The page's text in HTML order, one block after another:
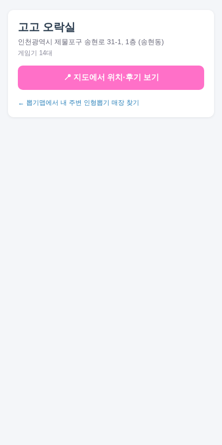
고고 오락실
인천광역시 제물포구 송현로 31-1, 1층 (송현동)
게임기 14대
📍 지도에서 위치·후기 보기
← 뽑기맵에서 내 주변 인형뽑기 매장 찾기